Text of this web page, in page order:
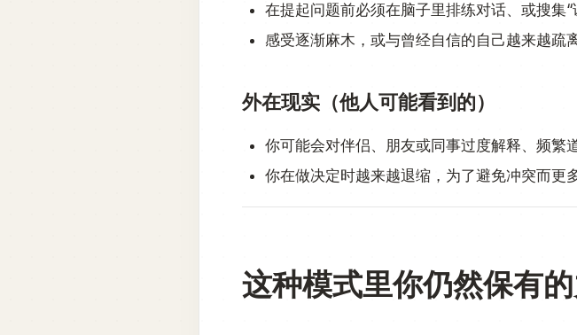
在提起问题前必须在脑子里排练对话、或搜集“
感受逐渐麻木，或与曾经自信的自己越来越疏离
外在现实（他人可能看到的）
你可能会对伴侣、朋友或同事过度解释、频繁道
你在做决定时越来越退缩，为了避免冲突而更
这种模式里你仍然保有